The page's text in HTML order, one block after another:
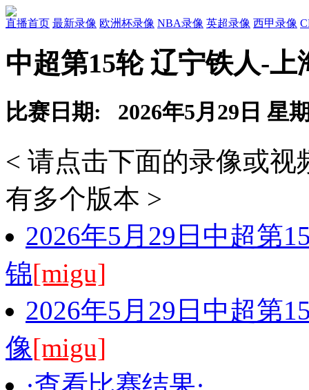
直播首页 最新录像 欧洲杯录像 NBA录像 英超录像 西甲录像
中超第15轮 辽宁铁人-
比赛日期: 2026年5月29日 星
< 请点击下面的录像或
有多个版本 >
2026年5月29日中超第
锦[migu]
2026年5月29日中超第
像[migu]